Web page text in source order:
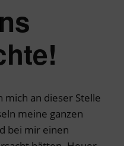
mich an dieser Stelle
meine ganzen
bei mir einen